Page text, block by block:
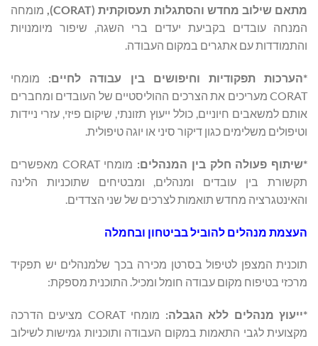
מתאם שילוב מחדש והסתגלות תעסוקתית (CORAT),
מומחה
המנחה עובדים בקביעת יעדים ברי השגה, שיפור מיומנויות
והתמודדות עם אתגרים במקום העבודה.
*הערכות תפקודיות וחיפושים בין עבודה לחיים: מומחי
CORAT מעריכים את הצרכים ההוליסטיים של העובדים ומחברים
אותם למשאבים חיוניים, כולל ייעוץ תזונתי, שיקום פיזי, עזרי ניידות
וטיפולים משלימים כגון דיקור סיני או יוגה טיפולית.
*שיתוף פעולה חלק בין המנהלים:
מומחי CORAT מאפשרים
תקשורת בין עובדים ומנהלים, ומבטיחים שתוכניות הלינה
והאינטגרציה מחדש תואמות לצרכים של שני הצדדים.
העצמת מנהלים להוביל בביטחון ובחמלה
תוכנית המצפן לטיפול בסרטן מכירה בכך שלמנהלים יש תפקיד
מרכזי בטיפוח מקום עבודה חומל ומכיל. התוכנית מספקת:
*ייעוץ מנהלים ללא הגבלה:
מומחי CORAT מציעים הדרכה
מקצועית לגבי התאמות במקום העבודה ותוכניות גמישות לשילוב